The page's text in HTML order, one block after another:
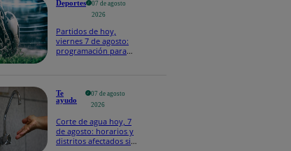
Deportes
07 de agosto
2026
Partidos de hoy,
viernes 7 de agosto:
programación para
Te
ayudo
07 de agosto
2026
Corte de agua hoy, 7
de agosto: horarios y
distritos afectados sin